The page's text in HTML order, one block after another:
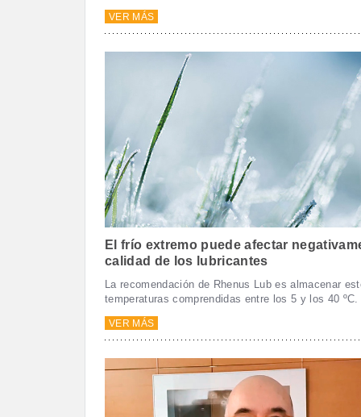
VER MÁS
El frío extremo puede afectar
calidad de los lubricantes
La recomendación de Rhenus Lub es almacenar
temperaturas comprendidas entre los 5 y los 40 ºC.
VER MÁS